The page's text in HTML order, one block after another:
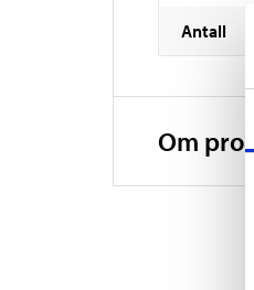
Antall
Om